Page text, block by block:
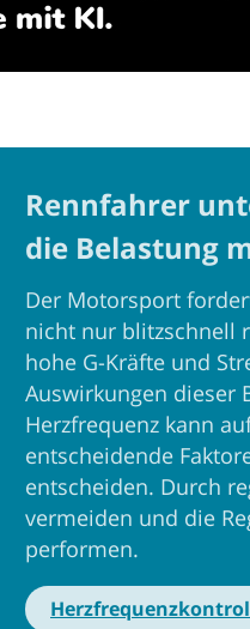
Rennfahrer
die Belastung
Der Motorsport
nicht nur blitzschnell
hohe G-Kräfte und
Auswirkungen dieser
Herzfrequenz kann
entscheidende
entscheiden. Durch
vermeiden und die
performen.